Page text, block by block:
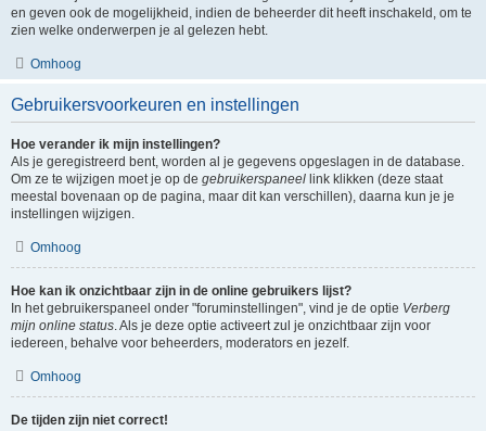
en geven ook de mogelijkheid, indien de beheerder dit heeft inschakeld, om te
zien welke onderwerpen je al gelezen hebt.
Omhoog
Gebruikersvoorkeuren en instellingen
Hoe verander ik mijn instellingen?
Als je geregistreerd bent, worden al je gegevens opgeslagen in de database.
Om ze te wijzigen moet je op de gebruikerspaneel link klikken (deze staat
meestal bovenaan op de pagina, maar dit kan verschillen), daarna kun je je
instellingen wijzigen.
Omhoog
Hoe kan ik onzichtbaar zijn in de online gebruikers lijst?
In het gebruikerspaneel onder "foruminstellingen", vind je de optie Verberg
mijn online status. Als je deze optie activeert zul je onzichtbaar zijn voor
iedereen, behalve voor beheerders, moderators en jezelf.
Omhoog
De tijden zijn niet correct!